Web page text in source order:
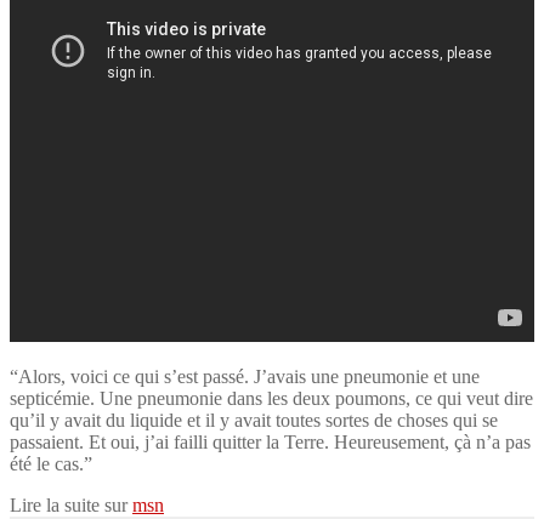
“Alors, voici ce qui s’est passé. J’avais une pneumonie et une
septicémie. Une pneumonie dans les deux poumons, ce qui veut dire
qu’il y avait du liquide et il y avait toutes sortes de choses qui se
passaient. Et oui, j’ai failli quitter la Terre. Heureusement, çà n’a pas
été le cas.”
Lire la suite surmsn